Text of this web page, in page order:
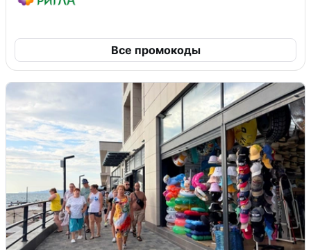
Все промокоды